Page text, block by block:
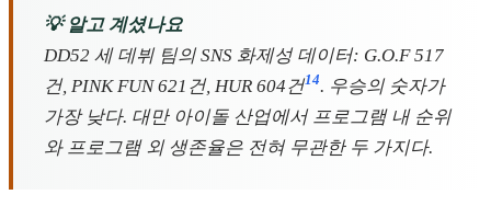
💡 알고 계셨나요
DD52 세 데뷔 팀의 SNS 화제성 데이터: G.O.F 517
건, PINK FUN 621건, HUR 604건14. 우승의 숫자가
가장 낮다. 대만 아이돌 산업에서 프로그램 내 순위
와 프로그램 외 생존율은 전혀 무관한 두 가지다.